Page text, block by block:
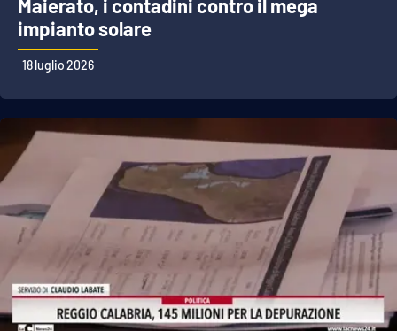
Maierato, i contadini contro il mega
impianto solare
18 luglio 2026